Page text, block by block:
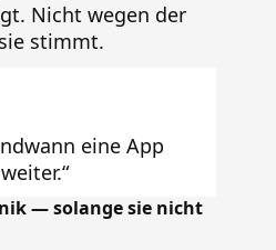
Nicht wegen der
stimmt.
eine App
— solange sie nicht